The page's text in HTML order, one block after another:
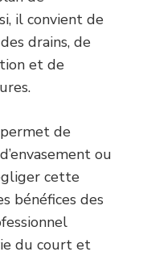
il convient de
drains, de
et de
de
ou
cette
bénéfices des
du court et